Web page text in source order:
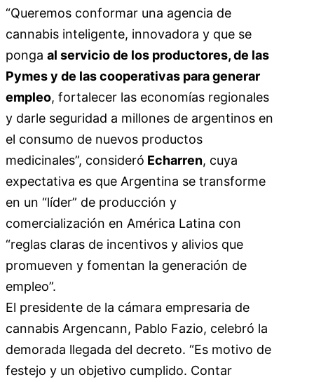
“Queremos conformar una agencia de
cannabis inteligente, innovadora y que se
ponga al servicio de los productores, de las
Pymes y de las cooperativas para generar
empleo, fortalecer las economías regionales
y darle seguridad a millones de argentinos en
el consumo de nuevos productos
medicinales”, consideró Echarren, cuya
expectativa es que Argentina se transforme
en un “líder” de producción y
comercialización en América Latina con
“reglas claras de incentivos y alivios que
promueven y fomentan la generación de
empleo”.
El presidente de la cámara empresaria de
cannabis Argencann, Pablo Fazio, celebró la
demorada llegada del decreto. “Es motivo de
festejo y un objetivo cumplido. Contar